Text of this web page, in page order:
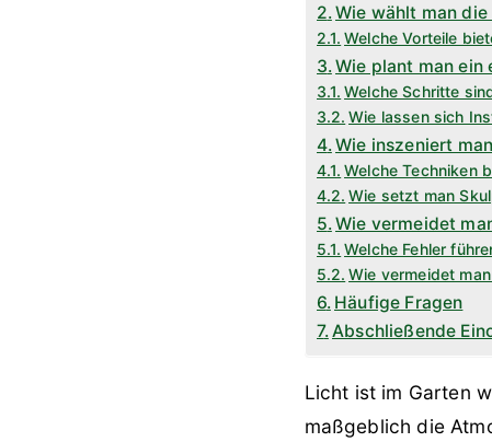
Wie wählt man
Welche Vorteile
Wie plant man
Welche Schritte
Wie lassen sich
Wie inszeniert
Welche Techniken
Wie setzt man
Wie vermeidet
Welche Fehler
Wie vermeidet
Häufige Fragen
Abschließende
Licht ist im Garten
maßgeblich die